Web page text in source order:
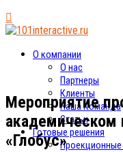
О компании
О нас
Партнеры
Клиенты
Наша Команда
Статьи
Готовые решения
Мероприятие
«Глобус»